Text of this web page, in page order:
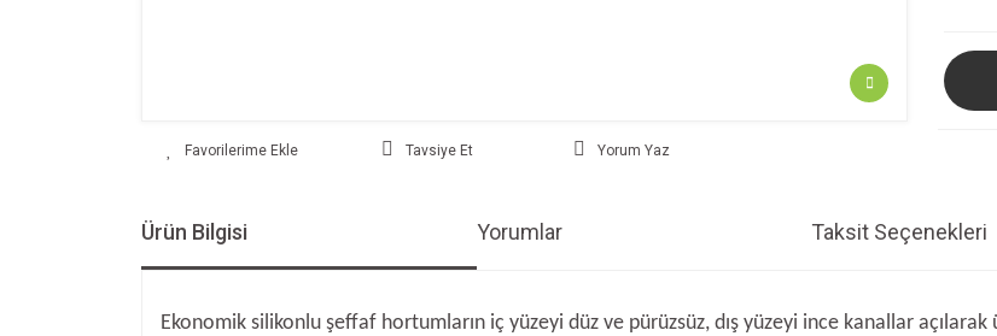
Tavsiye Et Yorum Yaz
Ürün Bilgisi Yorumlar Taksit Seçenekleri
Ekonomik silikonlu şeffaf hortumların iç yüzeyi düz ve pürüzsüz, dış yüzeyi ince kanallar